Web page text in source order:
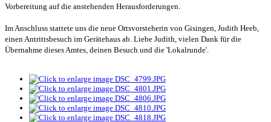
Vorbereitung auf die anstehenden Herausforderungen.
Im Anschluss stattete uns die neue Ortsvorsteherin von Gisingen, Judith Heeb,
einen Antrittsbesuch im Gerätehaus ab. Liebe Judith, vielen Dank für die
Übernahme dieses Amtes, deinen Besuch und die 'Lokalrunde'.